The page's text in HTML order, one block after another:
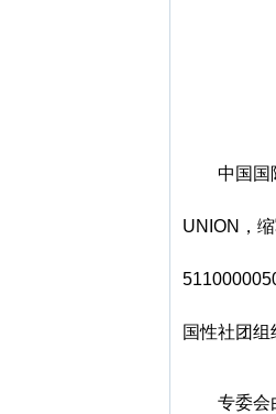
中国国
UNION，
国性社团组
专委会